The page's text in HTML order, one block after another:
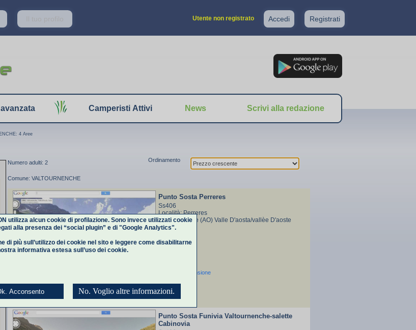
Utente non registrato Accedi Registrati
Camperisti Attivi News Scrivi alla redazione
Numero adulti: 2
Comune: VALTOURNENCHE
Ordinamento
Punto Sosta Perreres
Ss406
Località: Perreres
Valtournenche (AO) Valle D'aosta/vallèe D'aoste
Nessuna recensione
Punto Sosta Funivia Valtournenche-salette
Cabinovia
4 Aree
utilizza alcun cookie di profilazione. Sono invece utilizzati cookie
alla presenza dei “social plugin” e di "Google Analytics".
di più sull’utilizzo dei cookie nel sito e leggere come disabilitarne
informativa estesasull’uso dei cookie.
Acconsento No. Voglio altre informazioni.